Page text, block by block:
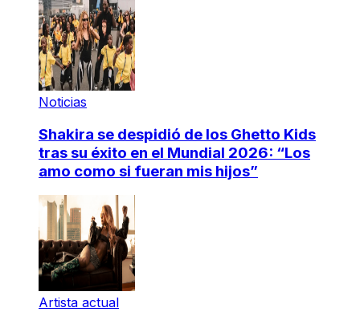
Noticias
Shakira se despidió de los Ghetto Kids
tras su éxito en el Mundial 2026: “Los
amo como si fueran mis hijos”
Artista actual